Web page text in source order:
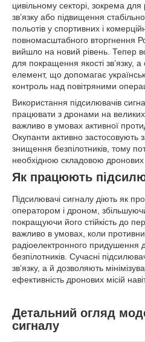
цивільному секторі, зокрема
зв’язку або підвищення
польотів у спортивних і
повномасштабного вторгнення
вийшло на новий рівень. Тепер
для покращення якості зв’язку, а
елемент, що допомагає
контроль над повітряними
Використання підсилювачів
працювати з дронами на
важливо в умовах активної
Окупанти активно застосовують
знищення безпілотників, тому
необхідною складовою дронових
Як працюють
Підсилювачі сигналу діють як
оператором і дроном,
покращуючи його стійкість до
важливо в умовах, коли
радіоелектронного придушення
безпілотників. Сучасні
зв’язку, а й дозволяють
ефективність дронових місій
Детальний огляд
сигналу